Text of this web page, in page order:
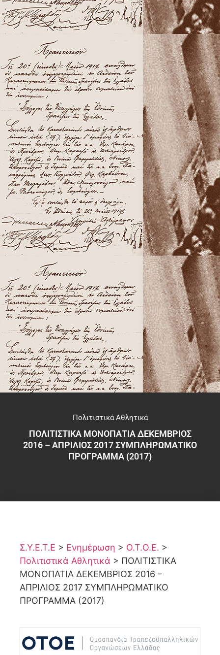
Πολιτιστικά Αθλητικά
ΠΟΛΙΤΙΣΤΙΚΑ ΜΟΝΟΠΑΤΙΑ ΔΕΚΕΜΒΡΙΟΣ
2016 – ΑΠΡΙΛΙΟΣ 2017 ΣΥΜΠΛΗΡΩΜΑΤΙΚΟ
ΠΡΟΓΡΑΜΜΑ (2017)
Σ.Υ.Ε.Τ.Ε > Ενημέρωση > Ο.Τ.Ο.Ε. >
Πολιτιστικά Αθλητικά > ΠΟΛΙΤΙΣΤΙΚΑ
ΜΟΝΟΠΑΤΙΑ ΔΕΚΕΜΒΡΙΟΣ 2016 –
ΑΠΡΙΛΙΟΣ 2017 ΣΥΜΠΛΗΡΩΜΑΤΙΚΟ
ΠΡΟΓΡΑΜΜΑ (2017)